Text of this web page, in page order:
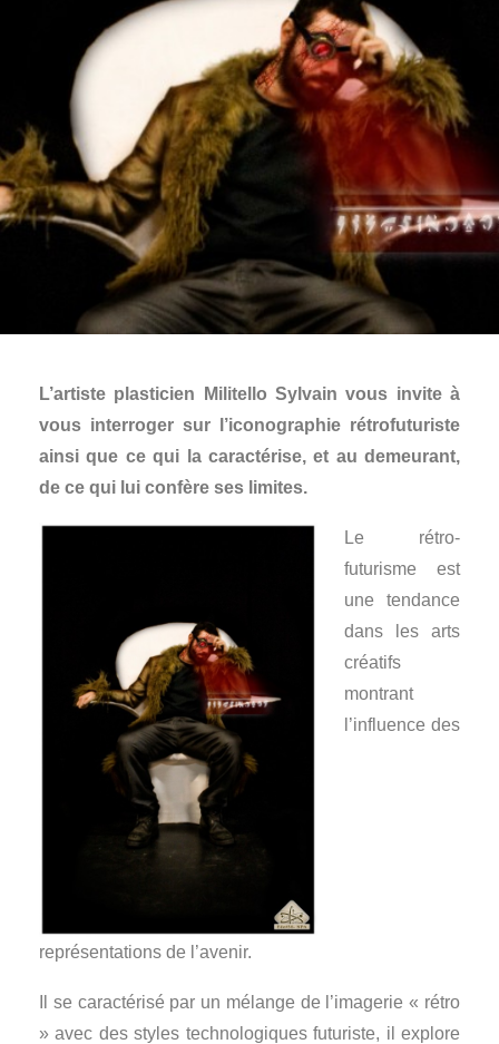
L’artiste plasticien Militello Sylvain vous invite à
vous interroger sur l’iconographie rétrofuturiste
ainsi que ce qui la caractérise, et au demeurant,
de ce qui lui confère ses limites.
Le rétro-
futurisme est
une tendance
dans les arts
créatifs
montrant
l’influence des
représentations de l’avenir.
Il se caractérisé par un mélange de l’imagerie « rétro
» avec des styles technologiques futuriste, il explore